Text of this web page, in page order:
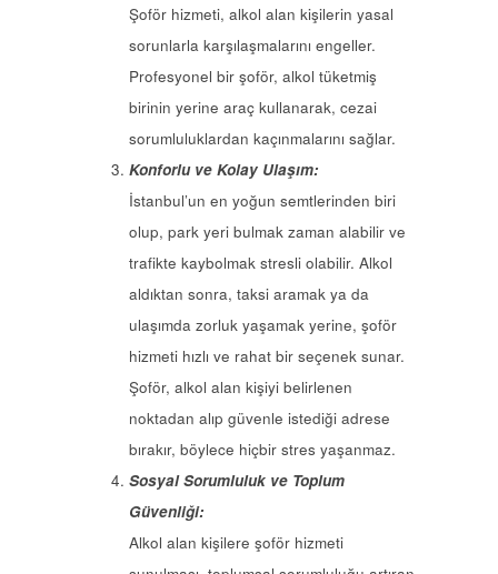
Şoför hizmeti, alkol alan kişilerin yasal
sorunlarla karşılaşmalarını engeller.
Profesyonel bir şoför, alkol tüketmiş
birinin yerine araç kullanarak, cezai
sorumluluklardan kaçınmalarını sağlar.
Konforlu ve Kolay Ulaşım:
İstanbul’un en yoğun semtlerinden biri
olup, park yeri bulmak zaman alabilir ve
trafikte kaybolmak stresli olabilir. Alkol
aldıktan sonra, taksi aramak ya da
ulaşımda zorluk yaşamak yerine, şoför
hizmeti hızlı ve rahat bir seçenek sunar.
Şoför, alkol alan kişiyi belirlenen
noktadan alıp güvenle istediği adrese
bırakır, böylece hiçbir stres yaşanmaz.
Sosyal Sorumluluk ve Toplum
Güvenliği:
Alkol alan kişilere şoför hizmeti